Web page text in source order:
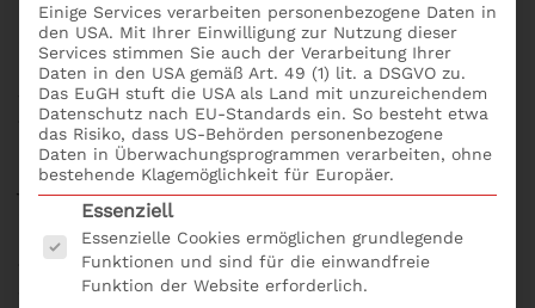
Qualitätsmanagement wissen? In diesem Seminar
erfahren die Teilnehmer, wie Werkzeuge des
Qualitätsmanagements erfolgreich eingesetzt
werden. Zudem wird gezeigt, wie man in nur fünf
Tagen neue Ideen testet und Probleme löst. Um das
Gelernte erfolgreich in der Praxis anzuwenden erhält
jeder Teilnehmer mit dem Seminar unter anderem
den S+P Leitfaden Qualitätsmanagement im
Unternehmen sowie den S+P Test „In welcher
Teamphase befinden wir uns?“. Seminar Salzburg:
Was muss ich im Qualitätsmanagement wissen?;
Einige Services verarbeiten personenbezogene Daten in
den USA. Mit Ihrer Einwilligung zur Nutzung dieser
Services stimmen Sie auch der Verarbeitung Ihrer
Daten in den USA gemäß Art. 49 (1) lit. a DSGVO zu.
Das EuGH stuft die USA als Land mit unzureichendem
Datenschutz nach EU-Standards ein. So besteht etwa
das Risiko, dass US-Behörden personenbezogene
Daten in Überwachungsprogrammen verarbeiten, ohne
bestehende Klagemöglichkeit für Europäer.
Es folgt eine Liste der Service-Gruppen, für die
Essenziell
Essenzielle Cookies ermöglichen grundlegende
Funktionen und sind für die einwandfreie
Funktion der Website erforderlich.